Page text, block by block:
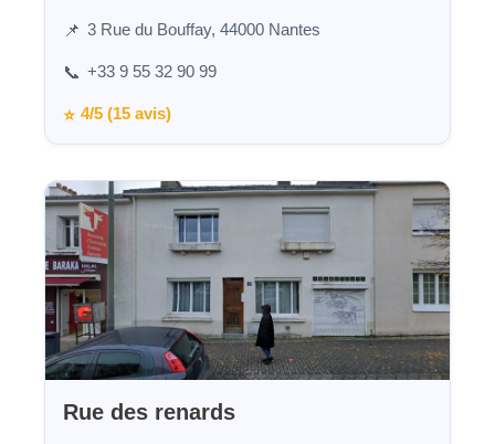
📌 3 Rue du Bouffay, 44000 Nantes
📞 +33 9 55 32 90 99
⭐ 4/5 (15 avis)
Rue des renards